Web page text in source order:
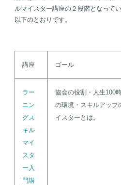
ルマイスター講座の２段階となって
以下のとおりです。
講座 ゴール
ラー
ニン
グス
キル
マイ
スタ
ー入
門講
協会の役割・人生100
の環境・スキルアップ
イスターとは。